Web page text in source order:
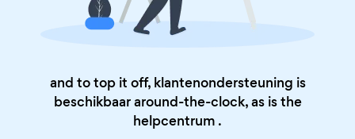
and to top it off, klantenondersteuning is
beschikbaar around-the-clock, as is the
helpcentrum .